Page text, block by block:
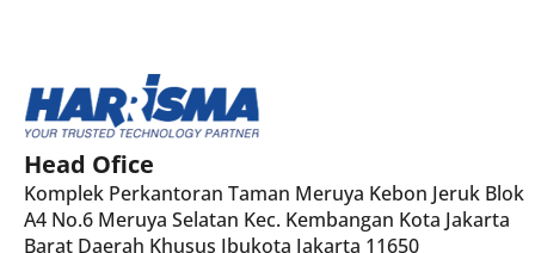
Head Ofice
Komplek Perkantoran Taman Meruya Kebon Jeruk Blok
A4 No.6 Meruya Selatan Kec. Kembangan Kota Jakarta
Barat Daerah Khusus Ibukota Jakarta 11650